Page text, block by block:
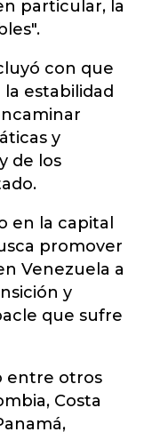
particular, la
con que
estabilidad
y
de los
en la capital
promover
Venezuela a
y
que sufre
entre otros
Costa